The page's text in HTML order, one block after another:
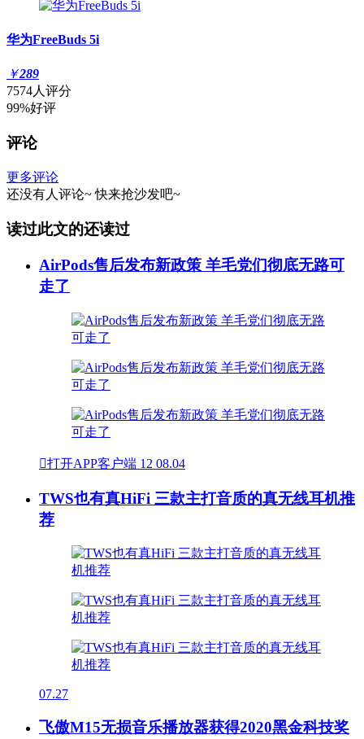
华为FreeBuds 5i
￥289
7574人评分
99%好评
评论
更多评论
还没有人评论~ 快来抢沙发吧~
读过此文的还读过
AirPods售后发布新政策 羊毛党们彻底无路可
走了
打开APP客户端 12 08.04
TWS也有真HiFi 三款主打音质的真无线耳机推
荐
07.27
飞傲M15无损音乐播放器获得2020黑金科技奖